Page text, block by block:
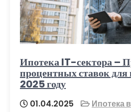
Ипотека IT-сектора –
процентных ставок для
2025 году
01.04.2025 Ипотека